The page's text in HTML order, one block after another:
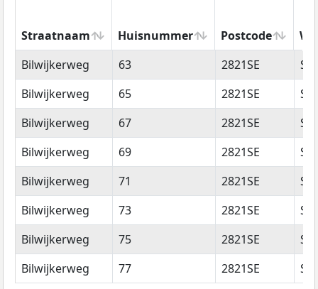
Straatnaam Huisnummer Postcode
Straatnaam
Huisnummer Postcode
Bilwijkerweg 63 2821SE
Bilwijkerweg
65 2821SE
Bilwijkerweg
67 2821SE
Bilwijkerweg
69 2821SE
Bilwijkerweg
71 2821SE
Bilwijkerweg
73 2821SE
Bilwijkerweg
75 2821SE
Bilwijkerweg
77 2821SE